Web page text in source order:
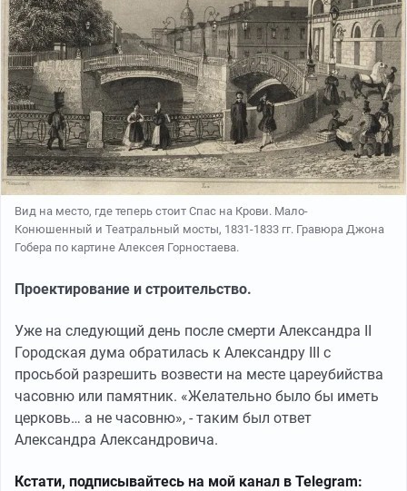
Вид на место, где теперь стоит Спас на Крови. Мало-
Конюшенный и Театральный мосты, 1831-1833 гг. Гравюра Джона
Гобера по картине Алексея Горностаева.
Проектирование и строительство.
Уже на следующий день после смерти Александра II
Городская дума обратилась к Александру III с
просьбой разрешить возвести на месте цареубийства
часовню или памятник. «Желательно было бы иметь
церковь… а не часовню», - таким был ответ
Александра Александровича.
Кстати, подписывайтесь на мой канал в Telegram: